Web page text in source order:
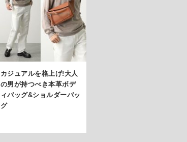
カジュアルを格上げ!大人
の男が持つべき本革ボデ
ィバッグ&ショルダーバッ
グ